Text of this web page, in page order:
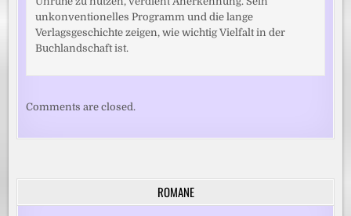
unkonventionelles Programm und die lange
Verlagsgeschichte zeigen, wie wichtig Vielfalt in der
Buchlandschaft ist.
Comments are closed.
ROMANE